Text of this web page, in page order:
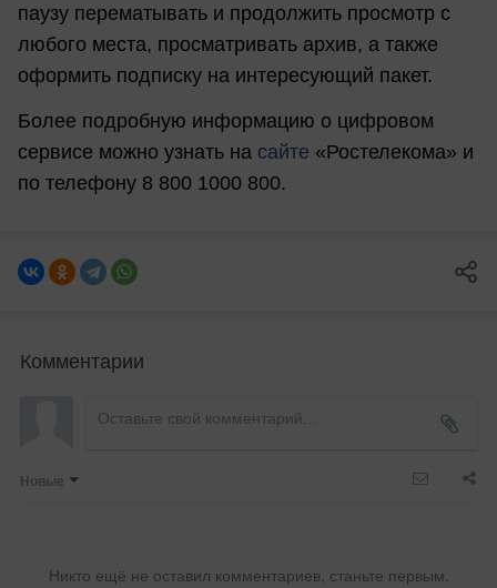
паузу перематывать и продолжить просмотр с
любого места, просматривать архив, а также
оформить подписку на интересующий пакет.
Более подробную информацию о цифровом
сервисе можно узнать на сайте «Ростелекома» и
по телефону 8 800 1000 800.
Комментарии
Новые
Никто ещё не оставил комментариев, станьте первым.